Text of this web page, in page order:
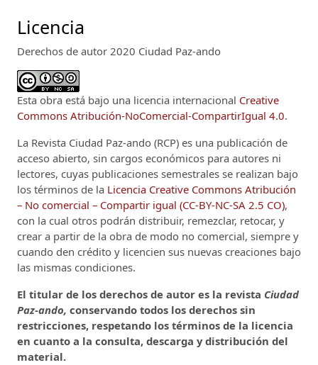
Licencia
Derechos de autor 2020 Ciudad Paz-ando
Esta obra está bajo una licencia internacional Creative
Commons Atribución-NoComercial-CompartirIgual 4.0.
La Revista Ciudad Paz-ando (RCP) es una publicación de
acceso abierto, sin cargos económicos para autores ni
lectores, cuyas publicaciones semestrales se realizan bajo
los términos de la Licencia Creative Commons Atribución
– No comercial – Compartir igual (CC-BY-NC-SA 2.5 CO),
con la cual otros podrán distribuir, remezclar, retocar, y
crear a partir de la obra de modo no comercial, siempre y
cuando den crédito y licencien sus nuevas creaciones bajo
las mismas condiciones.
El titular de los derechos de autor es la revista Ciudad
Paz-ando, conservando todos los derechos sin
restricciones, respetando los términos de la licencia
en cuanto a la consulta, descarga y distribución del
material.